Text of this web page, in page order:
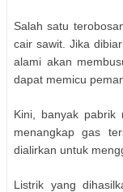
Salah satu
cair sawit. Jika
alami akan
dapat memicu
Kini, banyak pabrik
menangkap gas
dialirkan untuk
Listrik yang